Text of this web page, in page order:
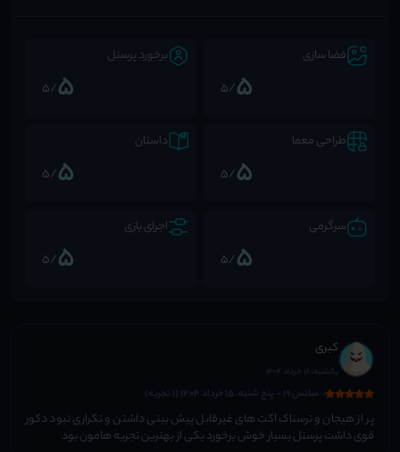
فضا سازی
5
/5
برخورد پرسنل
5
/5
طراحی معما
5
/5
داستان
5
/5
سرگرمی
5
/5
اجرای بازی
5
/5
کبری
یکشنبه، 18 خرداد 1404
سانس 19 - پنج شنبه، 15 خرداد 1404 (1 تجربه)
پر از هیجان و ترسناک اکت های غیرقابل پیش بینی داشتن و تکراری نبود دکور
قوی داشت پرسنل بسیار خوش برخورد یکی از بهترین تجربه هامون بود